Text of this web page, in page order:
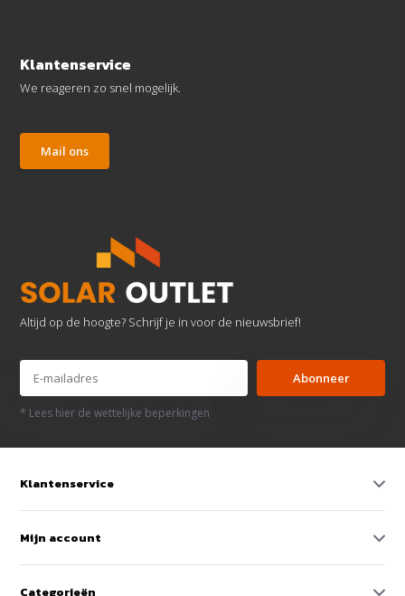
Klantenservice
We reageren zo snel mogelijk.
Mail ons
Altijd op de hoogte? Schrijf je in voor de nieuwsbrief!
Abonneer
* Lees hier de wettelijke beperkingen
Klantenservice
Mijn account
Categorieën